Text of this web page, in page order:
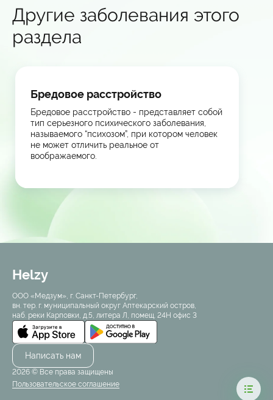
Другие заболевания этого
раздела
Бредовое расстройство
Бредовое расстройство - представляет собой
тип серьезного психического заболевания,
называемого “психозом”, при котором человек
не может отличить реальное от
воображаемого.
Helzy
ООО «Медзум», г. Санкт-Петербург,
вн. тер. г. муниципальный округ Аптекарский остров,
наб. реки Карповки, д.5, литера Л, помещ. 24Н офис 3
Написать нам
2026 © Все права защищены
Пользовательское соглашение